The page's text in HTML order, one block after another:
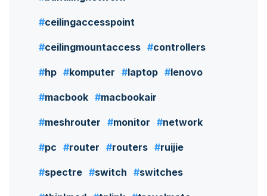
ceilingaccesspoint
ceilingmountaccess controllers
hp komputer laptop lenovo
macbook macbookair
meshrouter monitor network
pc router routers ruijie
spectre switch switches